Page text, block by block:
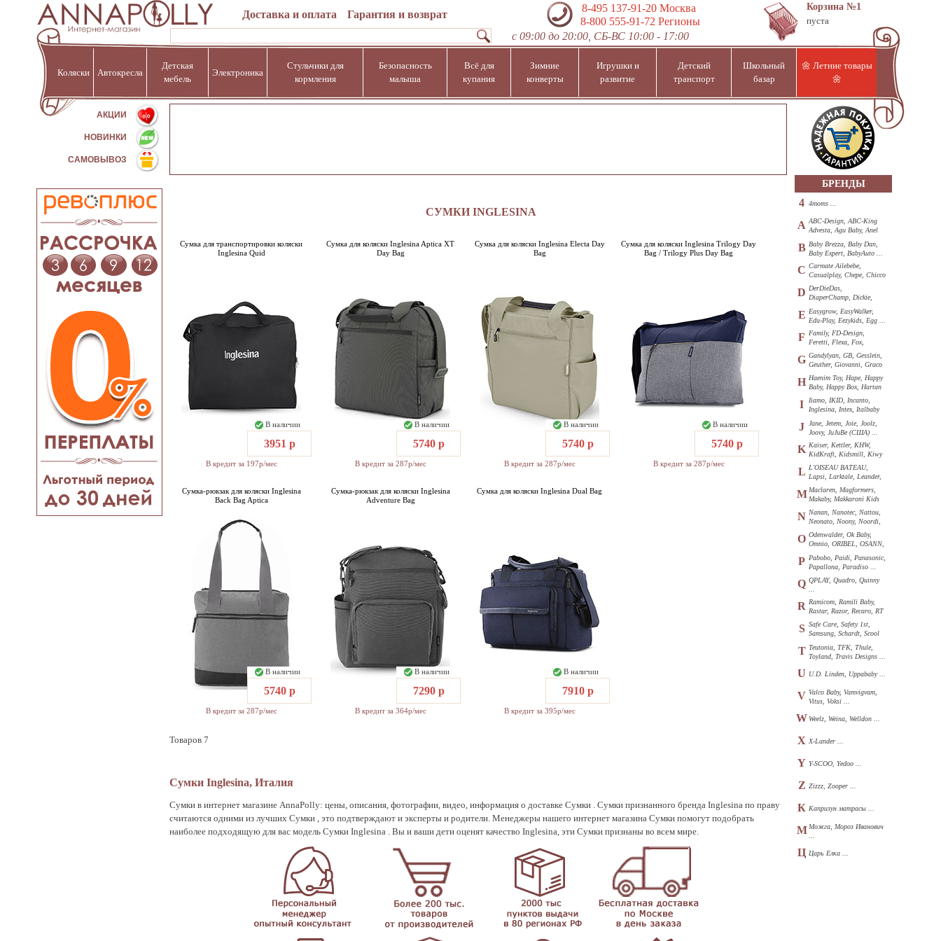
Доставка и оплата Гарантия и возврат
8-495 137-91-20Москва
8-800 555-91-72 Регионы
с 09:00 до 20:00, СБ-ВС 10:00 - 17:00
Корзина №1
пуста
Коляски Автокресла
Детская
мебель
Электроника
Стульчики для
кормления
Безопасность
малыша
Всё для
купания
Зимние
конверты
Игрушки и
развитие
Детский
транспорт
Школьный
базар
🌼 Летние товары
🌼
АКЦИИ %
НОВИНКИ
САМОВЫВОЗ
СУМКИ INGLESINA
Сумка для транспортировки коляски
Inglesina Quid
В наличии
3951 р
В кредит за 197р/мес
Сумка для коляски Inglesina Aptica XT
Day Bag
В наличии
5740 р
В кредит за 287р/мес
Сумка для коляски Inglesina Electa Day
Bag
В наличии
5740 р
В кредит за 287р/мес
Сумка для коляски Inglesina Trilogy Day
Bag / Trilogy Plus Day Bag
В наличии
5740 р
В кредит за 287р/мес
Сумка-рюкзак для коляски Inglesina
Back Bag Aptica
В наличии
5740 р
В кредит за 287р/мес
Сумка-рюкзак для коляски Inglesina
Adventure Bag
В наличии
7290 р
В кредит за 364р/мес
Сумка для коляски Inglesina Dual Bag
В наличии
7910 р
В кредит за 395р/мес
Товаров 7
Сумки Inglesina, Италия
Сумки в интернет магазине AnnaPolly: цены, описания, фотографии, видео, информация о доставке Сумки . Сумки признанного бренда Inglesina по праву
считаются одними из лучших Сумки , это подтверждают и эксперты и родители. Менеджеры нашего интернет магазина Сумки помогут подобрать
наиболее подходящую для вас модель Сумки Inglesina . Вы и ваши дети оценят качество Inglesina, эти Сумки признаны во всем мире.
БРЕНДЫ
4 4moms ...
A ABC-Design, ABC-King
Advesta, Agu Baby, Anel
B Baby Brezza, Baby Dan,
Baby Expert, BabyAuto ...
C Carmate Ailebebe,
Casualplay, Chepe, Chicco
D DerDieDas,
DiaperChamp, Dickie,
E Easygrow, EasyWalker,
Edu-Play, Eezykids, Egg ...
F
Family, FD-Design,
Feretti, Flexa, Fox,
G Gandylyan, GB, Gesslein,
Geuther, Giovanni, Graco
H Haenim Toy, Hape, Happy
Baby, Happy Box, Hartan
I
Iiamo, IKID, Incanto,
Inglesina, Intex, Italbaby
J
Jane, Jetem, Joie, Joolz,
Joovy, JuJuBe (США) ...
K Kaiser, Kettler, KHW,
KidKraft, Kidsmill, Kiwy
L L'OISEAU BATEAU,
Lapsi, Larktale, Leander,
M Maclaren, Magformers,
Makaby, Makkaroni Kids
N Nanan, Nanotec, Nattou,
Neonato, Noony, Noordi,
O Odenwalder, Ok Baby,
Omnio, ORIBEL, OSANN,
P Pabobo, Paidi, Panasonic,
Papallona, Paradiso ...
Q QPLAY, Quadro, Quinny
R Ramicom, Ramili Baby,
Rastar, Razor, Recaro, RT
S Safe Care, Safety 1st,
Samsung, Schardt, Scool
T Teutonia, TFK, Thule,
Toyland, Travis Designs ...
U U.D. Linden, Uppababy ...
V Valco Baby, Vamvigvam,
Vitus, Voksi ...
WWeelz, Weina, Welldon ...
X X-Lander ...
Y Y-SCOO, Yedoo ...
Z Zizzz, Zooper ...
К Капризун матрасы ...
М Можга, Мороз Иванович
Ц Царь Елка ...